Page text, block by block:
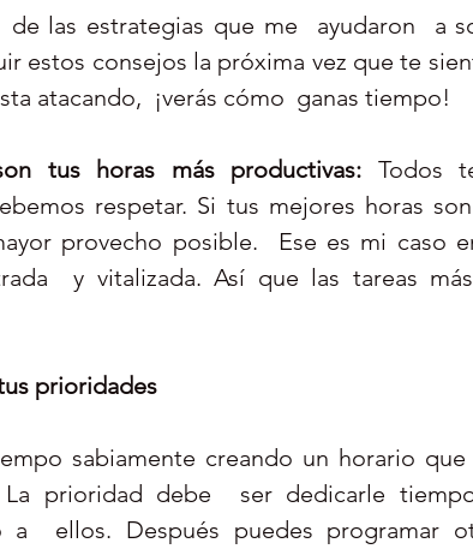
de las estrategias que me  ayudaron  a
estos consejos la próxima vez que te
atacando,  ¡verás cómo  ganas tiempo!
tus horas más productivas: Todos
respetar. Si tus mejores horas
provecho posible.  Ese es mi caso
y vitalizada. Así que las tareas
prioridades
sabiamente creando un horario
prioridad debe  ser dedicarle
a  ellos. Después puedes programar